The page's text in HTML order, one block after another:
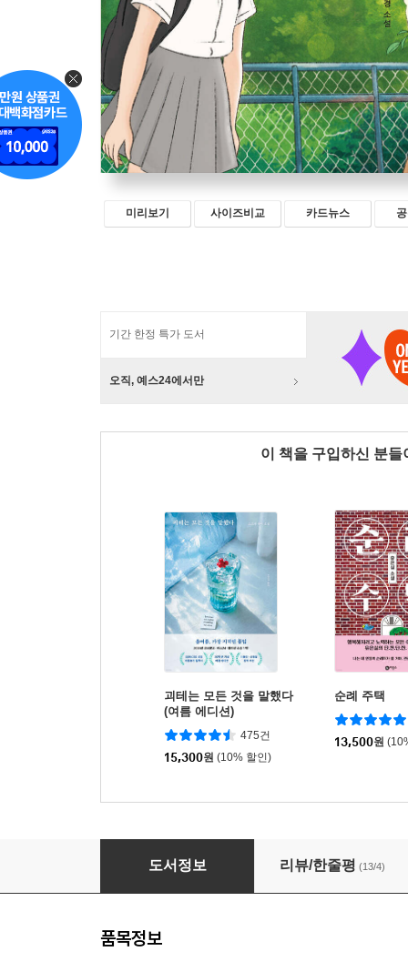
미리보기 사이즈비교 카드뉴스
기간 한정 특가 도서
오직, 예스24에서만
이 책을 구입하신 분
괴테는 모든 것을 말했다
(여름 에디션)
475건
15,300원 (10% 할인)
순례 주택
13,500원
망한 공원에서 만나
도서정보 리뷰/한줄평 (13/4)
품목정보